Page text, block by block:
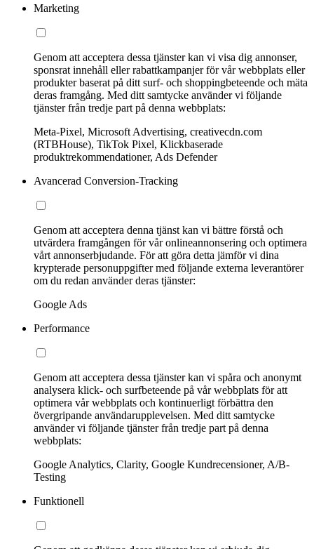
Marketing
Genom att acceptera dessa tjänster kan vi visa dig annonser,
sponsrat innehåll eller rabattkampanjer för vår webbplats eller
produkter baserat på ditt surf- och shoppingbeteende och mäta
deras framgång. Med ditt samtycke använder vi följande
tjänster från tredje part på denna webbplats:
Meta-Pixel, Microsoft Advertising, creativecdn.com
(RTBHouse), TikTok Pixel, Klickbaserade
produktrekommendationer, Ads Defender
Avancerad Conversion-Tracking
Genom att acceptera denna tjänst kan vi bättre förstå och
utvärdera framgången för vår onlineannonsering och optimera
vårt annonserbjudande. För att göra detta jämför vi dina
krypterade personuppgifter med följande externa leverantörer
om du redan använder deras tjänster:
Google Ads
Performance
Genom att acceptera dessa tjänster kan vi spåra och anonymt
analysera klick- och surfbeteende på vår webbplats för att
optimera vår webbplats och kontinuerligt förbättra den
övergripande användarupplevelsen. Med ditt samtycke
använder vi följande tjänster från tredje part på denna
webbplats:
Google Analytics, Clarity, Google Kundrecensioner, A/B-
Testing
Funktionell